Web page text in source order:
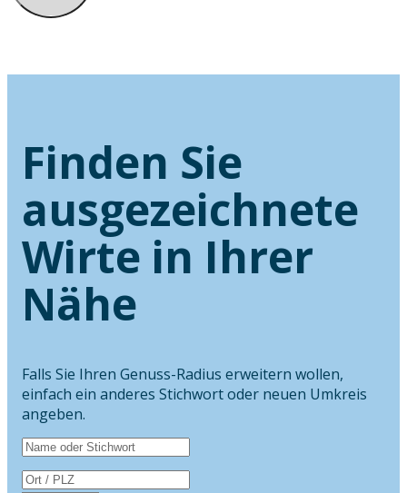
Finden Sie
ausgezeichnete
Wirte in Ihrer
Nähe
Falls Sie Ihren Genuss-Radius erweitern wollen,
einfach ein anderes Stichwort oder neuen Umkreis
angeben.